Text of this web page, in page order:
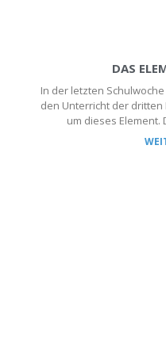
DAS
In der letzten
den Unterricht der
um dieses Element.